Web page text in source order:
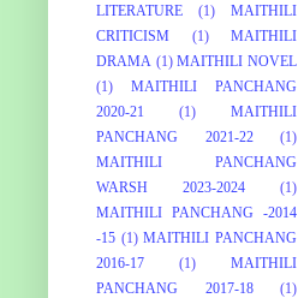
LITERATURE
(1)
MAITHILI
CRITICISM
(1)
MAITHILI
DRAMA (1) MAITHILI NOVEL
(1)
MAITHILI PANCHANG
2020-21
(1)
MAITHILI
PANCHANG 2021-22
(1)
MAITHILI PANCHANG
WARSH 2023-2024
(1)
MAITHILI PANCHANG -2014
-15 (1) MAITHILI PANCHANG
2016-17
(1)
MAITHILI
PANCHANG 2017-18
(1)